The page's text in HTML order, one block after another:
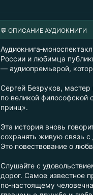
💬 ОПИСАНИЕ АУДИОКНИГИ
России и любимца
— аудиопремьерой,
Сергей Безруков,
по великой философской
принц».
Эта история вновь
сохранять живую связь
Это повествование о
Слушайте с
дорог. Самое известное
по‑настоящему